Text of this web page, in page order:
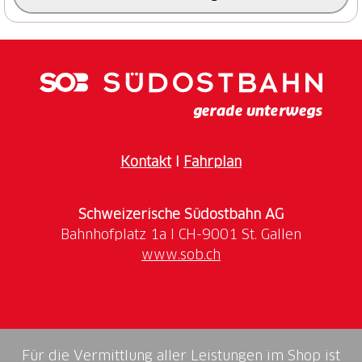
KontaktI Fahrplan
Schweizerische Südostbahn AG
www.sob.ch
Für die Vermittlung aller Leistungen im Shop ist